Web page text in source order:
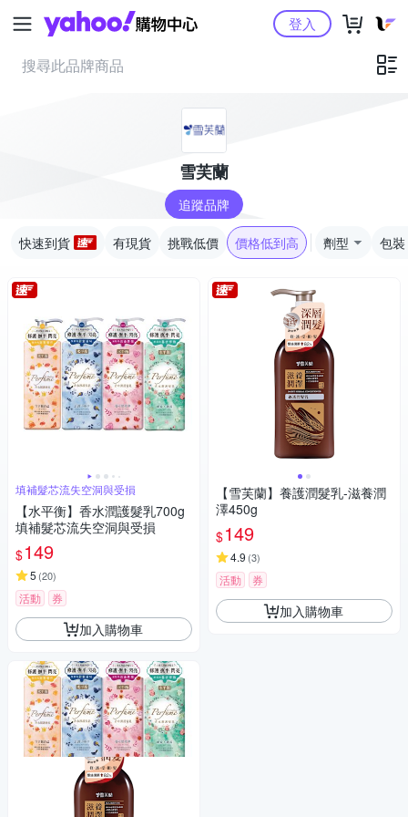
Yahoo購物中心登入
雪芙蘭
追蹤品牌
快速到貨 有現貨 挑戰低價 價格低到高 劑型 包裝
填補髮芯流失空洞與受損
【水平衡】香水潤護髮乳700g
填補髮芯流失空洞與受損
$149
5 (20)
活動 券
加入購物車
【雪芙蘭】養護潤髮乳-滋養潤
澤450g
$149
4.9 (3)
活動 券
加入購物車